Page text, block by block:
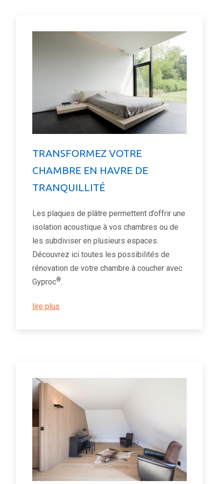
TRANSFORMEZ VOTRE
CHAMBRE EN HAVRE DE
TRANQUILLITÉ
Les plaques de plâtre permettent d’offrir une
isolation acoustique à vos chambres ou de
les subdiviser en plusieurs espaces.
Découvrez ici toutes les possibilités de
rénovation de votre chambre à coucher avec
Gyproc®.
lire plus